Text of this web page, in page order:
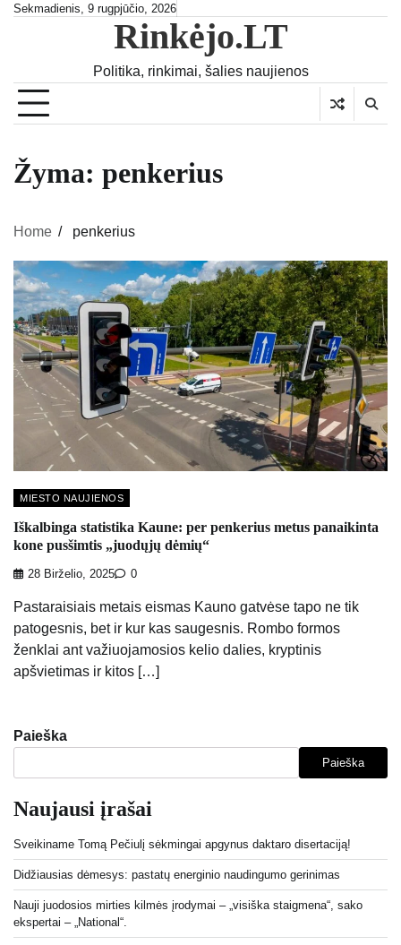
SkipSekmadienis, 9 rugpjūčio, 2026
Rinkėjo.LT
Politika, rinkimai, šalies naujienos
Žyma: penkerius
Home penkerius
MIESTO NAUJIENOS
Iškalbinga statistika Kaune: per penkerius metus panaikinta
kone pusšimtis „juodųjų dėmių“
28 Birželio, 2025 0
Pastaraisiais metais eismas Kauno gatvėse tapo ne tik
patogesnis, bet ir kur kas saugesnis. Rombo formos
ženklai ant važiuojamosios kelio dalies, kryptinis
apšvietimas ir kitos […]
Paieška
Paieška
Naujausi įrašai
Sveikiname Tomą Pečiulį sėkmingai apgynus daktaro disertaciją!
Didžiausias dėmesys: pastatų energinio naudingumo gerinimas
Nauji juodosios mirties kilmės įrodymai – „visiška staigmena“, sako
ekspertai – „National“.